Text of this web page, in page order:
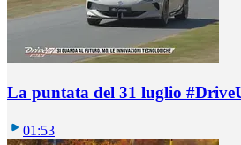
La puntata del 31 luglio
01:53